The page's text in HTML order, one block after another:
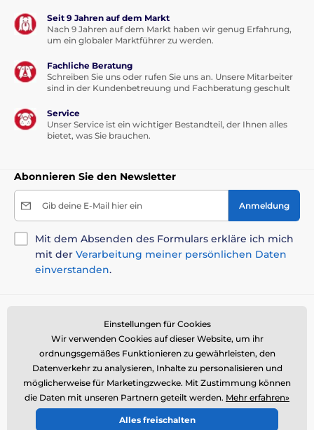
Seit 9 Jahren auf dem Markt
Nach 9 Jahren auf dem Markt haben wir genug Erfahrung,
um ein globaler Marktführer zu werden.
Fachliche Beratung
Schreiben Sie uns oder rufen Sie uns an. Unsere Mitarbeiter
sind in der Kundenbetreuung und Fachberatung geschult
Service
Unser Service ist ein wichtiger Bestandteil, der Ihnen alles
bietet, was Sie brauchen.
Abonnieren Sie den Newsletter
Gib deine E-Mail hier ein Anmeldung
Mit dem Absenden des Formulars erkläre ich mich
mit der Verarbeitung meiner persönlichen Daten
einverstanden.
Kundendienst ist verfügbar
Wo Sie uns finden
Deutsch (CH)
Einstellungen für Cookies
Wir verwenden Cookies auf dieser Website, um ihr
ordnungsgemäßes Funktionieren zu gewährleisten, den
Datenverkehr zu analysieren, Inhalte zu personalisieren und
möglicherweise für Marketingzwecke. Mit Zustimmung können
die Daten mit unseren Partnern geteilt werden. Mehr erfahren»
Alles freischalten